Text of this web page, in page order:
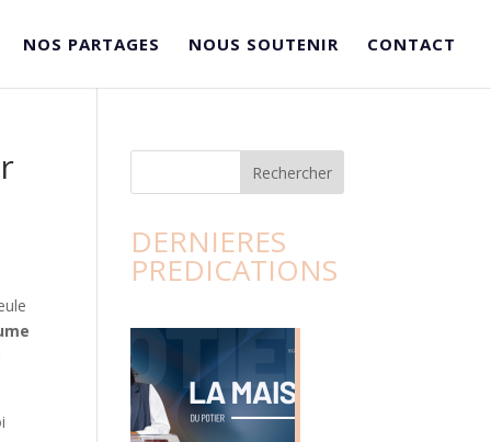
NOS PARTAGES NOUS SOUTENIR CONTACT
Rechercher
DERNIERES
PREDICATIONS